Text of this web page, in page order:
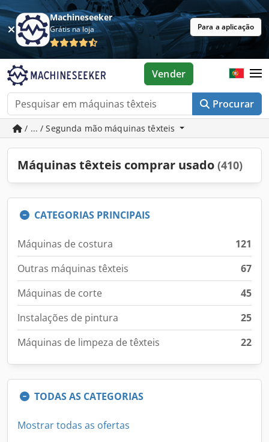
Machineseeker
Grátis na loja Para a aplicação
Procurar
Vender
/ ... / Segunda mão máquinas têxteis
Máquinas têxteis comprar usado (410)
CATEGORIAS PRINCIPAIS
Máquinas de costura
121
Outras máquinas têxteis
67
Máquinas de corte
45
Instalações de pintura
25
Máquinas de limpeza de têxteis
22
TODAS AS CATEGORIAS
Mostrar todas as ofertas